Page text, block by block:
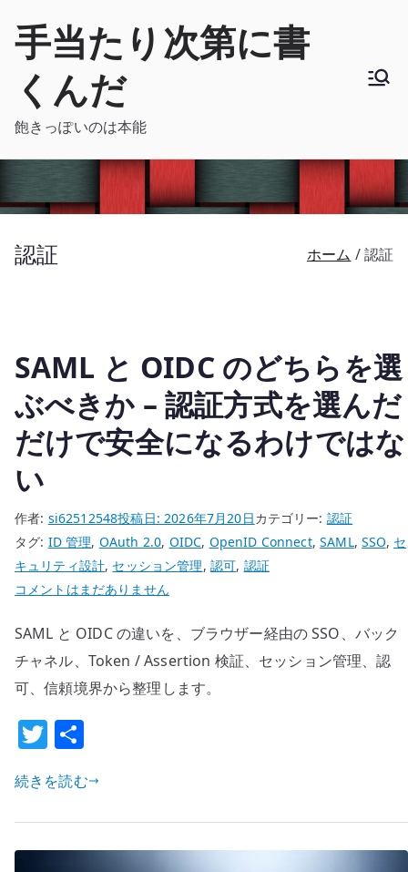
手当たり次第に書
くんだ
飽きっぽいのは本能
認証 ホーム 認証
SAML と OIDC のどちらを選
ぶべきか – 認証方式を選んだ
だけで安全になるわけではな
い
作者: si62512548投稿日:2026年7月20日カテゴリー: 認証
タグ: ID 管理, OAuth 2.0, OIDC, OpenID Connect,SAML,SSO, セ
キュリティ設計, セッション管理, 認可, 認証
SAML
OIDC
の
ど
ら
を
選
べ
き
コメントはまだありません
SAML と OIDC の違いを、ブラウザー経由の SSO、バック
チャネル、Token / Assertion 検証、セッション管理、認
可、信頼境界から整理します。
T
w
it
te
r
続きを読む